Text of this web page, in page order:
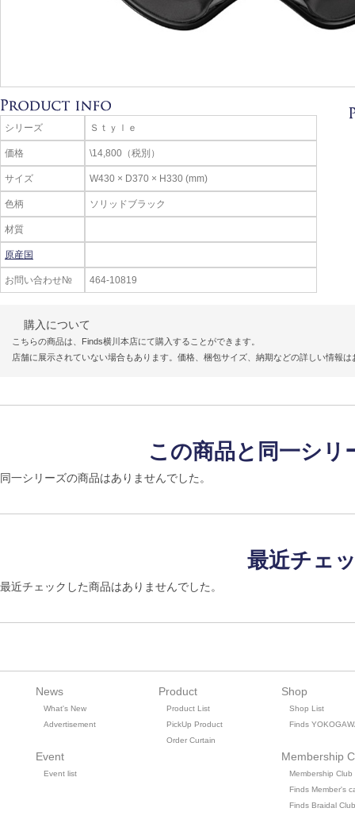
シリーズ Ｓｔｙｌｅ
価格 \14,800（税別）
サイズ W430 × D370 × H330 (mm)
色柄 ソリッドブラック
材質
原産国
お問い合わせ№ 464-10819
購入について
こちらの商品は、Finds横川本店にて購入することができます。
店舗に展示されていない場合もあります。価格、梱包サイズ、納期などの詳しい情報
この商品と同一シ
同一シリーズの商品はありませんでした。
最近チェ
最近チェックした商品はありませんでした。
News
What's New
Advertisement
Event
Event list
Product
Product List
PickUp Product
Order Curtain
Shop
Shop List
Finds
Membership
Membership Club
Finds Member's
Finds Braidal Club